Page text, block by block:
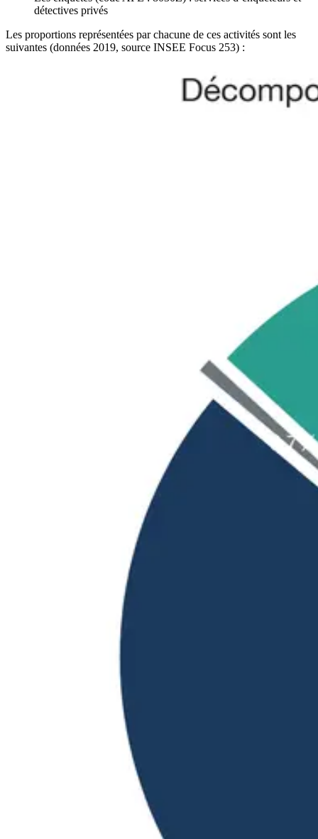
détectives privés
Les proportions représentées par chacune de ces activités sont les
suivantes (données 2019, source INSEE Focus 253) :